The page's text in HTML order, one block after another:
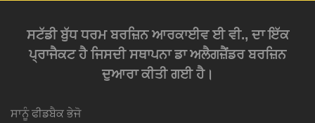
ਸਟੱਡੀ ਬੁੱਧ ਧਰਮ ਬਰਜ਼ਿਨ ਆਰਕਾਈਵ ਈ ਵੀ., ਦਾ ਇੱਕ
ਪ੍ਰਾਜੈਕਟ ਹੈ ਜਿਸਦੀ ਸਥਾਪਨਾ ਡਾ ਅਲੈਗਜ਼ੈਂਡਰ ਬਰਜ਼ਿਨ
ਦੁਆਰਾ ਕੀਤੀ ਗਈ ਹੈ।
ਸਾਨੂੰ ਫੀਡਬੈਕ ਭੇਜੋ